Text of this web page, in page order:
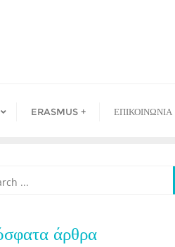
ERASMUS + ΕΠΙΚΟΙΝΩΝΙΑ
άρθρα